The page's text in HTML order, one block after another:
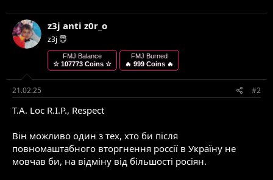
z3j anti z0r_o
z3j 😇
FMJ Balance
☆ 107773 Coins ☆
FMJ Burned
🔥 999 Coins 🔥
21.02.25 #2
T.A. Loc R.I.P., Respect
Він можливо один з тех, хто би після
повномаштабного вторгнення россії в Україну не
мовчав би, на відміну від більшості росіян.